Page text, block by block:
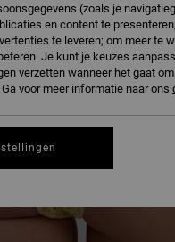
(zoals je
en content te
te leveren; om meer te
Je kunt je keuzes
verzetten wanneer het gaat
voor meer informatie naar ons